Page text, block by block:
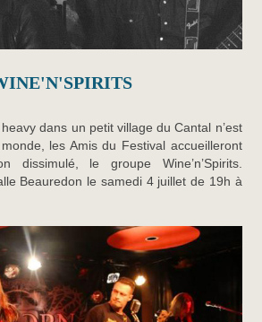
dans un petit village du Cantal n’est
les Amis du Festival accueilleront
dissimulé, le groupe Wine’n’Spirits.
Beauredon le samedi 4 juillet de 19h à